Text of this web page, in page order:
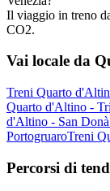
Il viaggio in treno
CO2.
Vai locale da
Treni Quarto
Quarto d'Altino -
d'Altino - San
PortogruaroTreni
Percorsi di